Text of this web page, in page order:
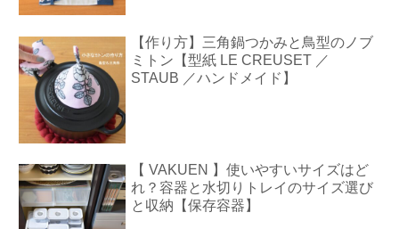
【作り方】三角鍋つかみと鳥型のノブ
ミトン【型紙 LE CREUSET ／
STAUB ／ハンドメイド】
【 VAKUEN 】使いやすいサイズはど
れ？容器と水切りトレイのサイズ選び
と収納【保存容器】